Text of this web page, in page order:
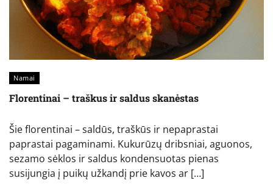
Namai
Florentinai – traškus ir saldus skanėstas
Šie florentinai – saldūs, traškūs ir nepaprastai
paprastai pagaminami. Kukurūzų dribsniai, aguonos,
sezamo sėklos ir saldus kondensuotas pienas
susijungia į puikų užkandį prie kavos ar […]